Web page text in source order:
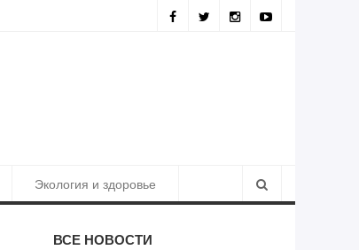
Результаты борьбы с коррупцией
Экология и здоровье
ВСЕ НОВОСТИ